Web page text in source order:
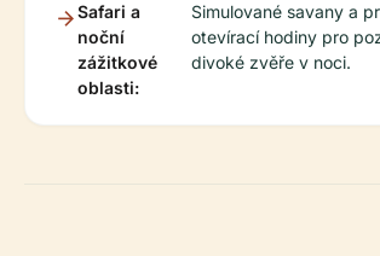
Safari a
noční
zážitkové
oblasti:
Simulované savany a
otevírací hodiny pro
divoké zvěře v noci.